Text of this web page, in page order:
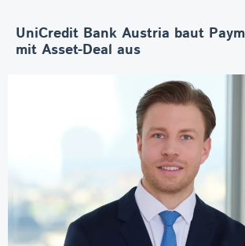
UniCredit Bank Austria baut
mit Asset-Deal aus